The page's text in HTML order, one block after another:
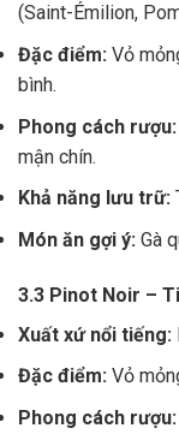
(Saint-Émilion,
Đặc điểm: Vỏ
bình.
Phong cách rượu:
mận chín.
Khả năng lưu trữ:
Món ăn gợi ý: Gà
3.3 Pinot Noir –
Xuất xứ nổi tiếng:
Đặc điểm: Vỏ
Phong cách rượu: